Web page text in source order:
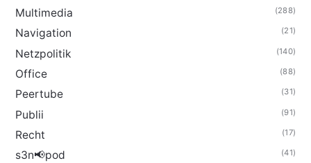
Multimedia (288)
Navigation (21)
Netzpolitik (140)
Office (88)
Peertube (31)
Publii (91)
Recht (17)
s3n📢pod (41)